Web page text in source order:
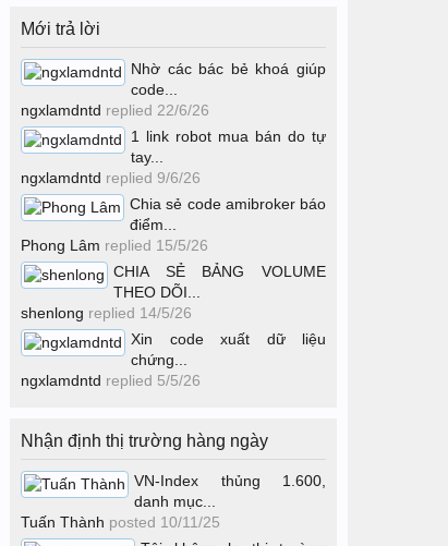
Mới trả lời
Nhờ các bác bẻ khoá giúp
code...
ngxlamdntd replied 22/6/26
1 link robot mua bán do tự
tay...
ngxlamdntd replied 9/6/26
Chia sẻ code amibroker báo
điểm...
Phong Lâm replied 15/5/26
CHIA SẺ BẢNG VOLUME
THEO DÕI...
shenlong replied 14/5/26
Xin code xuất dữ liệu
chứng...
ngxlamdntd replied 5/5/26
Nhận định thị trường hàng ngày
VN-Index thủng 1.600,
danh mục...
Tuấn Thành posted 10/11/25